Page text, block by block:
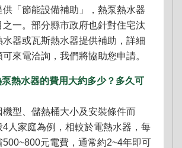
供「節能設備補助」，熱泵熱水器
之一。部分縣市政府也針對住宅汰
水器或瓦斯熱水器提供補助，詳細
來電洽詢，我們將協助您申請。
熱水器的費用大約多少？多久可
機型、儲熱桶大小及安裝條件而
4人家庭為例，相較於電熱水器，每
500~800元電費，通常約2~4年即可